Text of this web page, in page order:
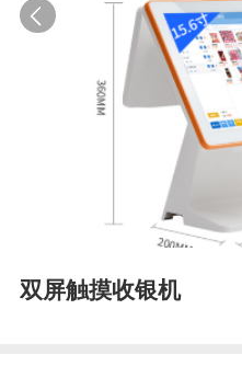
双屏触摸收银机